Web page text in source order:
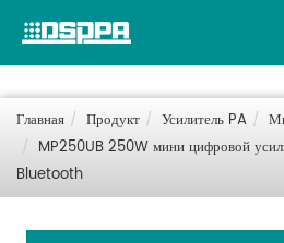
Главная Продукт Усилитель PA
MP250UB 250W мини цифровой
Bluetooth